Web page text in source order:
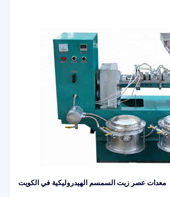
معدات عصر زيت السمسم الهيدروليكية في الكويت